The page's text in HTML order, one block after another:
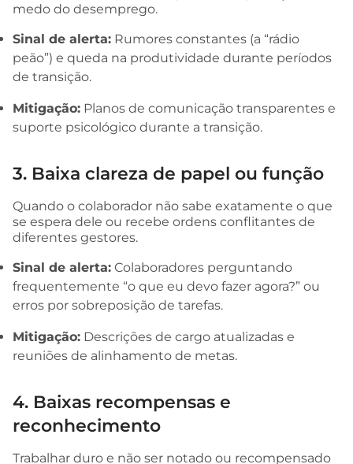
medo do desemprego.
Sinal de alerta: Rumores constantes (a “rádio
peão”) e queda na produtividade durante períodos
de transição.
Mitigação: Planos de comunicação transparentes e
suporte psicológico durante a transição.
3. Baixa clareza de papel ou função
Quando o colaborador não sabe exatamente o que
se espera dele ou recebe ordens conflitantes de
diferentes gestores.
Sinal de alerta: Colaboradores perguntando
frequentemente “o que eu devo fazer agora?” ou
erros por sobreposição de tarefas.
Mitigação: Descrições de cargo atualizadas e
reuniões de alinhamento de metas.
4. Baixas recompensas e
reconhecimento
Trabalhar duro e não ser notado ou recompensado